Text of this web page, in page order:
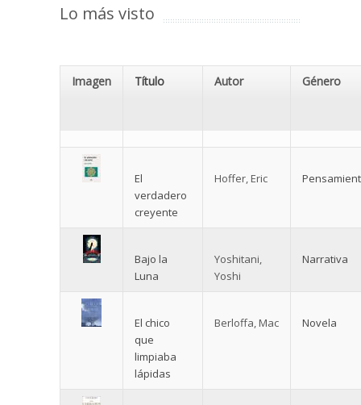
Lo más visto
Imagen Título Autor Género
El
verdadero
creyente
Hoffer, Eric
Bajo la
Luna
Yoshitani,
Yoshi
Narrativa
El chico
que
limpiaba
lápidas
Berloffa, Mac Novela